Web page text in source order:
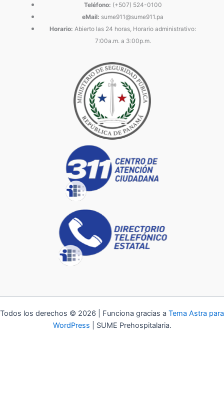
Teléfono: (+507) 524-0100
eMail: sume911@sume911.pa
Horario: Abierto las 24 horas, Horario administrativo:
7:00a.m. a 3:00p.m.
Todos los derechos © 2026 | Funciona gracias a Tema Astra para
WordPress | SUME Prehospitalaria.